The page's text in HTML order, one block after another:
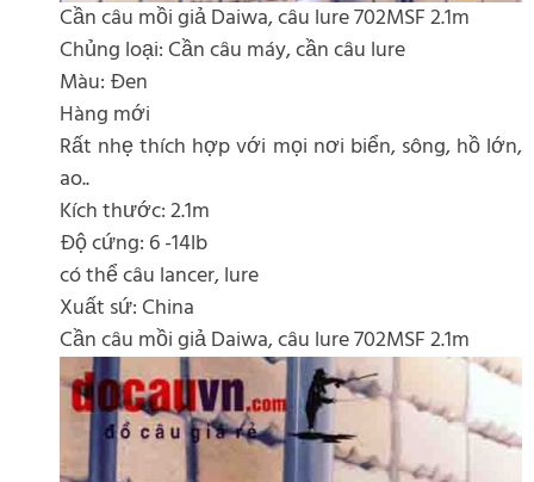
Cần câu mồi giả Daiwa, câu lure 702MSF 2.1m
Chủng loại: Cần câu máy, cần câu lure
Màu: Đen
Hàng mới
Rất nhẹ thích hợp với mọi nơi biển, sông, hồ lớn,
ao..
Kích thước: 2.1m
Độ cứng: 6 -14lb
có thể câu lancer, lure
Xuất sứ: China
Cần câu mồi giả Daiwa, câu lure 702MSF 2.1m